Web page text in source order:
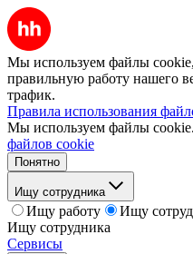
Мы используем файлы
правильную работу нашего
трафик.
Правила использования
Мы используем файлы cookie.
файлов cookie
Понятно
Ищу сотрудника
Ищу работу
Ищу
Ищу сотрудника
Сервисы